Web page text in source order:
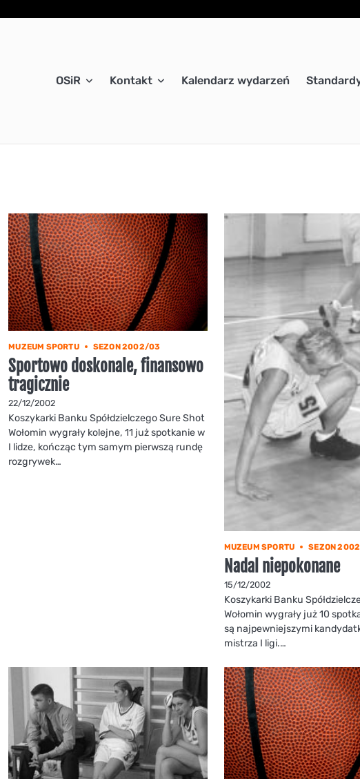
OSiR Kontakt Kalendarz wydarzeń
MUZEUM SPORTU SEZON 2002/03
Sportowo doskonale, finansowo
tragicznie
22/12/2002
Koszykarki Banku Spółdzielczego Sure Shot
Wołomin wygrały kolejne, 11 już spotkanie w
I lidze, kończąc tym samym pierwszą rundę
rozgrywek…
MUZEUM SPORTU SEZON
Nadal niepokonane
15/12/2002
Koszykarki Banku
Wołomin wygrały już 10
są najpewniejszymi
mistrza I ligi.…